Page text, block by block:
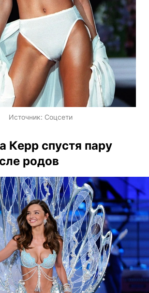
Источник: Соцсети
Керр спустя пару
родов